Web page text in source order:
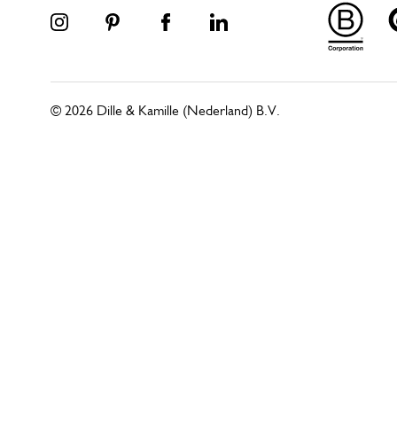
© 2026 Dille & Kamille (Nederland) B.V.